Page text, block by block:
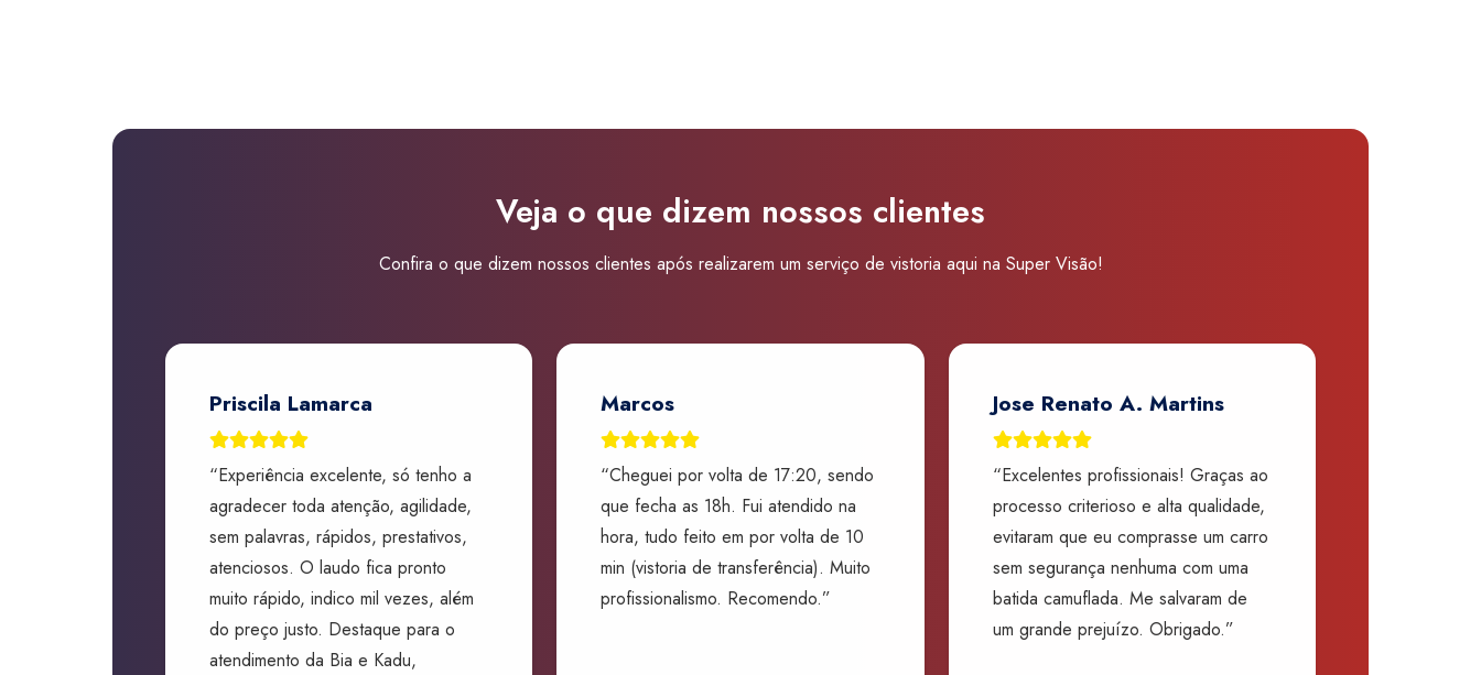
Veja o que dizem nossos clientes
Confira o que dizem nossos clientes após realizarem um serviço de vistoria aqui na Super Visão!
Priscila Lamarca
“Experiência excelente, só tenho a
agradecer toda atenção, agilidade,
sem palavras, rápidos, prestativos,
atenciosos. O laudo fica pronto
muito rápido, indico mil vezes, além
do preço justo. Destaque para o
atendimento da Bia e Kadu,
Marcos
“Cheguei por volta de 17:20, sendo
que fecha as 18h. Fui atendido na
hora, tudo feito em por volta de 10
min (vistoria de transferência). Muito
profissionalismo. Recomendo.”
Jose Renato A. Martins
“Excelentes profissionais! Graças ao
processo criterioso e alta qualidade,
evitaram que eu comprasse um carro
sem segurança nenhuma com uma
batida camuflada. Me salvaram de
um grande prejuízo. Obrigado.”